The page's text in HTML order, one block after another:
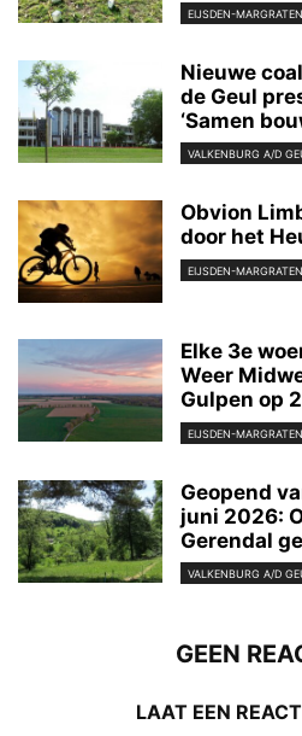
EIJSDEN-MARGRATEN
Nieuwe
de Geul
‘Samen
VALKENBURG A/D
Obvion
door het
EIJSDEN-MARGRATEN
Elke 3e
Weer
Gulpen op
EIJSDEN-MARGRATEN
Geopend
juni 2026:
Gerendal
VALKENBURG A/D
GEEN
LAAT EEN